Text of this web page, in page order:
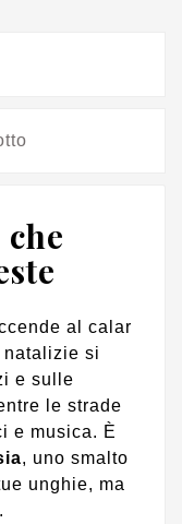
al calar
si
e sulle
le strade
e musica. È
, uno smalto
unghie, ma